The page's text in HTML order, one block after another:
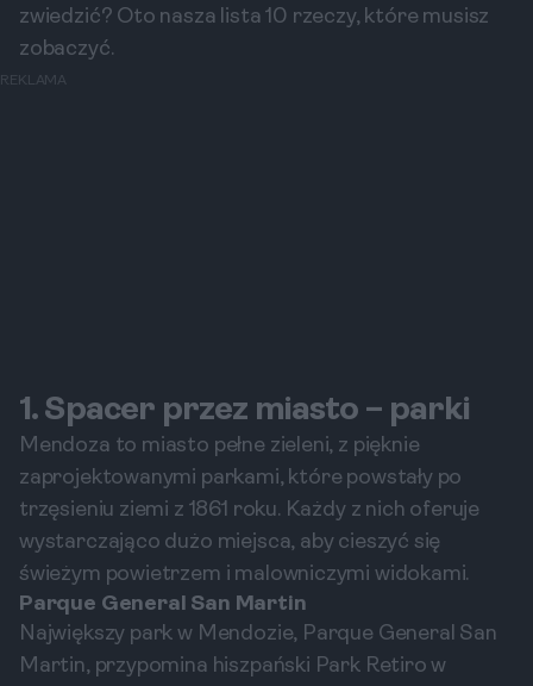
zwiedzić? Oto nasza lista 10 rzeczy, które musisz
zobaczyć.
REKLAMA
1. Spacer przez miasto – parki
Mendoza to miasto pełne zieleni, z pięknie
zaprojektowanymi parkami, które powstały po
trzęsieniu ziemi z 1861 roku. Każdy z nich oferuje
wystarczająco dużo miejsca, aby cieszyć się
świeżym powietrzem i malowniczymi widokami.
Parque General San Martin
Największy park w Mendozie, Parque General San
Martin, przypomina hiszpański Park Retiro w